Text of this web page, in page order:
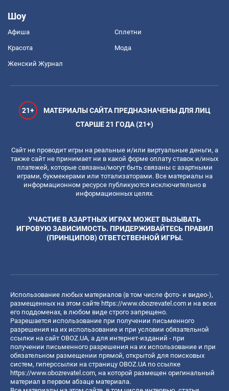
Шоу
Афиша Сплетни
Красота Мода
Женский Журнал
21+
МАТЕРИАЛЫ САЙТА ПРЕДНАЗНАЧЕНЫ ДЛЯ ЛИЦ
СТАРШЕ 21 ГОДА (21+)
Сайт не проводит игры на реальные и/или виртуальные деньги, а
также сайт не принимает ни в какой форме оплату ставок и/иных
платежей, которые связаны/могут быть связаны с азартными
играми, букмекерами или тотализаторами. Все материалы на
информационном ресурсе публикуются исключительно в
информационных целях.
УЧАСТИЕ В АЗАРТНЫХ ИГРАХ МОЖЕТ ВЫЗЫВАТЬ
ИГРОВУЮ ЗАВИСИМОСТЬ. ПРИДЕРЖИВАЙТЕСЬ ПРАВИЛ
(ПРИНЦИПОВ) ОТВЕТСТВЕННОЙ ИГРЫ.
Использование любых материалов (в том числе фото- и видео-),
размещенных на этом сайте https://www.obozrevatel.com и на всех
его поддоменах, в любом виде строго запрещено.
Разрешается использование при получении письменного
разрешения на их использование и при условии обязательной
ссылки на сайт OBOZ.UA, а для интернет-изданий - при
получении письменного разрешения на их использование и при
обязательном размещении прямой, открытой для поисковых
систем, гиперссылки на страницу OBOZ.UA по ссылке
https://www.obozrevatel.com, на которой размещен оригинальный
материал в первом абзаце материала.